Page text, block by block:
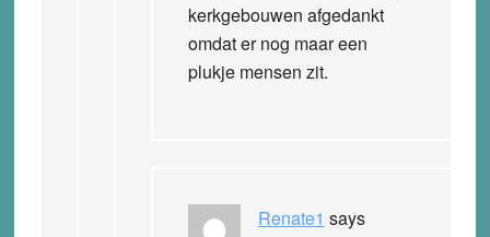
kerkgebouwen afgedankt
omdat er nog maar een
plukje mensen zit.
Renate1 says